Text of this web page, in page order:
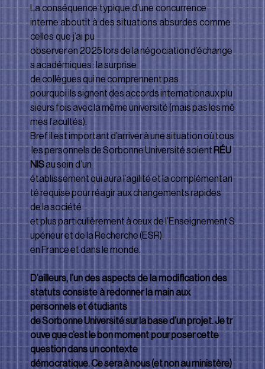
La conséquence typique d’une concurrence
interne aboutit à des situations absurdes comme
celles que j’ai pu
observer en 2025 lors de la négociation d’échange
s académiques : la surprise
de collègues qui ne comprennent pas
pourquoi ils signent des accords internationaux plu
sieurs fois avec la même université (mais pas les mê
mes facultés).
Bref il est important d’arriver à une situation où tous
les personnels de Sorbonne Université soient RÉU
NIS au sein d’un
établissement qui aura l’agilité et la complémentari
té requise pour réagir aux changements rapides
de la société
et plus particulièrement à ceux de l’Enseignement S
upérieur et de la Recherche (ESR)
en France et dans le monde.
D’ailleurs, l’un des aspects de la modiﬁcation des
statuts consiste à redonner la main aux
personnels et étudiants
de Sorbonne Université sur la base d’un projet. Je tr
ouve que c’est le bon moment pour poser cette
question dans un contexte
démocratique. Ce sera à nous (et non au ministère)